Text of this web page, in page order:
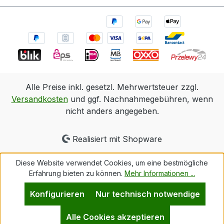
Alle Preise inkl. gesetzl. Mehrwertsteuer zzgl.
Versandkostenund ggf. Nachnahmegebühren, wenn
nicht anders angegeben.
Realisiert mit Shopware
Diese Website verwendet Cookies, um eine bestmögliche
Erfahrung bieten zu können. Mehr Informationen ...
Nur technisch notwendige
Konfigurieren
Alle Cookies akzeptieren